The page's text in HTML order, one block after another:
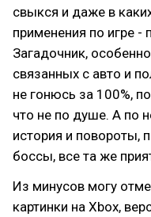
свыкся и даже в
применения по игре -
Загадочник,
связанных с авто и
не гонюсь за 100%,
что не по душе. А по
история и повороты,
боссы, все та же
Из минусов могу
картинки на Xbox,